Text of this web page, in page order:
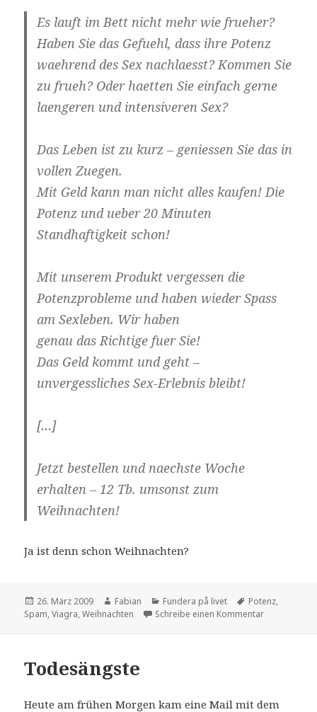
Es lauft im Bett nicht mehr wie frueher?
Haben Sie das Gefuehl, dass ihre Potenz
waehrend des Sex nachlaesst? Kommen Sie
zu frueh? Oder haetten Sie einfach gerne
laengeren und intensiveren Sex?
Das Leben ist zu kurz – geniessen Sie das in
vollen Zuegen.
Mit Geld kann man nicht alles kaufen! Die
Potenz und ueber 20 Minuten
Standhaftigkeit schon!
Mit unserem Produkt vergessen die
Potenzprobleme und haben wieder Spass
am Sexleben. Wir haben
genau das Richtige fuer Sie!
Das Geld kommt und geht –
unvergessliches Sex-Erlebnis bleibt!
[…]
Jetzt bestellen und naechste Woche
erhalten – 12 Tb. umsonst zum
Weihnachten!
Ja ist denn schon Weihnachten?
Veröffentlicht
am
26. März 2009 Autor
Fabian Kategorien
Fundera på livet Schlagwörter
Potenz,
Spam,Viagra,Weihnachten Schreibe einen Kommentarzu Frohe
Todesängste
Heute am frühen Morgen kam eine Mail mit dem